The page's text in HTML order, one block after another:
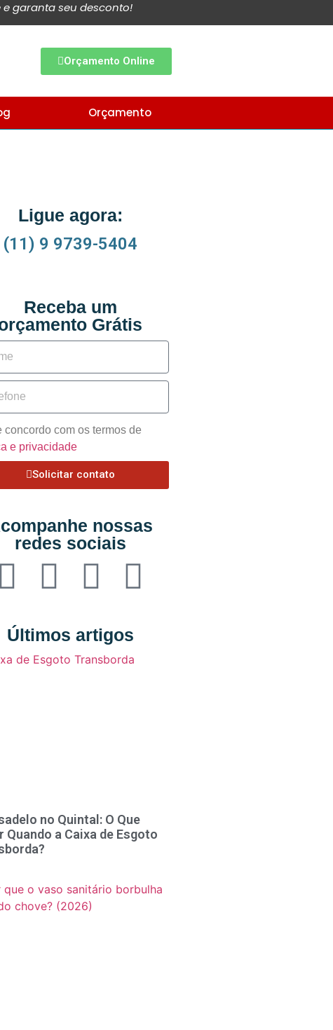
garanta seu desconto!
Orçamento Online
Orçamento
Ligue agora:
(11) 9 9739-5404
Receba um
Grátis
concordo com os termos de
e privacidade
Solicitar contato
nossas
redes sociais
Últimos artigos
no Quintal: O Que
Quando a Caixa de Esgoto